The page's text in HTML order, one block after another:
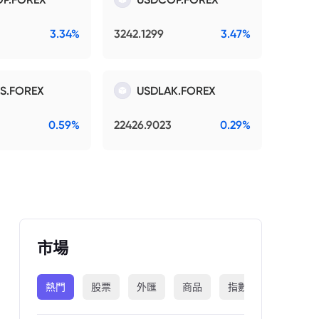
3.34% 3242.1299 3.47%
0.59%
USDLAK.FOREX
22426.9023 0.29%
市場
熱門 股票 外匯 商品 指數